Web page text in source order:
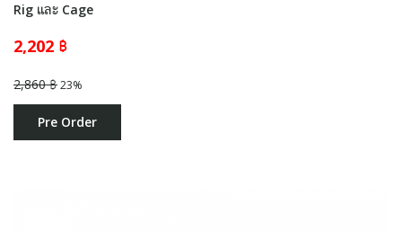
Rig และ Cage
2,202 ฿
2,860 ฿23%
Pre Order